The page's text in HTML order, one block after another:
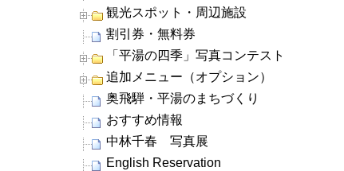
観光スポット・周辺施設
割引券・無料券
「平湯の四季」写真コンテスト
追加メニュー（オプション）
奥飛騨・平湯のまちづくり
おすすめ情報
中林千春 写真展
English Reservation